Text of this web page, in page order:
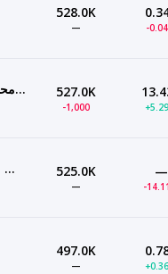
528.0K
— -
‫الأستاذ محمد السخاوى (الأسطورة)‬‎
527.0K
-1,000
Mr.Mohamed Saeed — Droos Math
525.0K
—
—
-
497.0K
—